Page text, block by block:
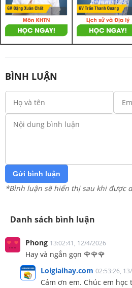
BÌNH LUẬN
Gửi bình luận
*Bình luận sẽ hiển thị sau khi được
Danh sách bình luận
Phong 13:02:41, 12/4/2026
Hay và ngắn gọn 🌹🌹🌹
Loigiaihay.com 02:53:26,
Cảm ơn em. Chúc em